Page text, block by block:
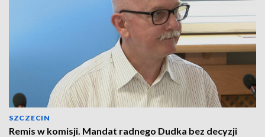
SZCZECIN
Remis w komisji. Mandat radnego Dudka bez decyzji